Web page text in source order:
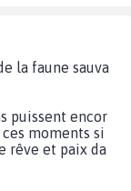
la faune sauva
puissent encor
moments si
rêve et paix da